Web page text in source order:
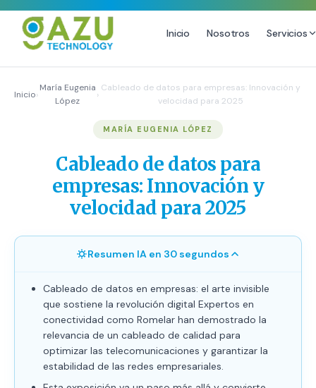
Inicio Nosotros Servicios
Email Marketing y SMS
Publicidad Digital
Growth Youtube ↗
Producción de Videos
Inicio›
María Eugenia
López
›
Cableado de datos para empresas: Innovación y
velocidad para 2025
MARÍA EUGENIA LÓPEZ
Cableado de datos para
empresas: Innovación y
velocidad para 2025
Resumen IA en 30 segundos
Cableado de datos en empresas: el arte invisible
que sostiene la revolución digital Expertos en
conectividad como Romelar han demostrado la
relevancia de un cableado de calidad para
optimizar las telecomunicaciones y garantizar la
estabilidad de las redes empresariales.